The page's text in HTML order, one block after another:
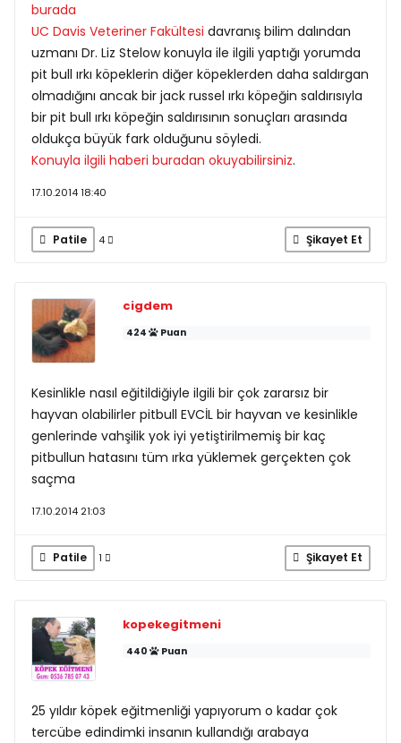
burada
UC Davis Veteriner Fakültesi davranış bilim dalından
uzmanı Dr. Liz Stelow konuyla ile ilgili yaptığı yorumda
pit bull ırkı köpeklerin diğer köpeklerden daha saldırgan
olmadığını ancak bir jack russel ırkı köpeğin saldırısıyla
bir pit bull ırkı köpeğin saldırısının sonuçları arasında
oldukça büyük fark olduğunu söyledi.
Konuyla ilgili haberi buradan okuyabilirsiniz.
17.10.2014 18:40
Patile 4 Şikayet Et
cigdem
424 Puan
Kesinlikle nasıl eğitildiğiyle ilgili bir çok zararsız bir
hayvan olabilirler pitbull EVCİL bir hayvan ve kesinlikle
genlerinde vahşilik yok iyi yetiştirilmemiş bir kaç
pitbullun hatasını tüm ırka yüklemek gerçekten çok
saçma
17.10.2014 21:03
Patile 1 Şikayet Et
kopekegitmeni
440 Puan
25 yıldır köpek eğitmenliği yapıyorum o kadar çok
tercübe edindimki insanın kullandığı arabaya